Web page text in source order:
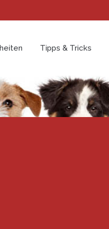
Tipps & Tricks